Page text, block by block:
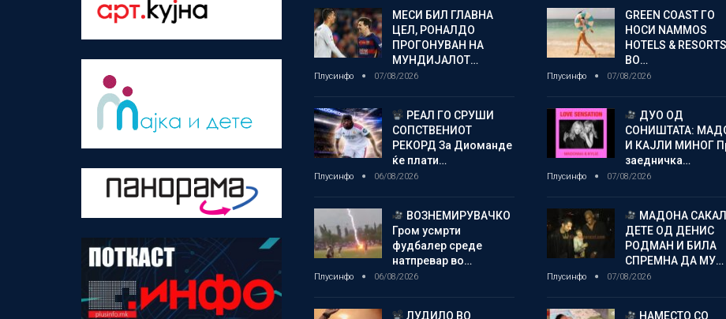
МЕСИ БИЛ ГЛАВНА
ЦЕЛ, РОНАЛДО
ПРОГОНУВАН НА
МУНДИЈАЛОТ…
Плусинфо 07/08/2026
РЕАЛ ГО СРУШИ
СОПСТВЕНИОТ
РЕКОРД За Диоманде
ќе плати…
Плусинфо 06/08/2026
ВОЗНЕМИРУВАЧКО
Гром усмрти
фудбалер среде
натпревар во…
Плусинфо 06/08/2026
ЛУДИЛО ВО
GREEN COAST ГО
НОСИ NAMMOS
HOTELS & RESORTS
ВО…
Плусинфо 07/08/2026
ДУО ОД
СОНИШТАТА:
И КАЈЛИ МИНОГ
заедничка…
Плусинфо 07/08/2026
МАДОНА
ДЕТЕ ОД ДЕНИС
РОДМАН И БИЛА
СПРЕМНА ДА МУ…
Плусинфо 07/08/2026
НАМЕСТО СО